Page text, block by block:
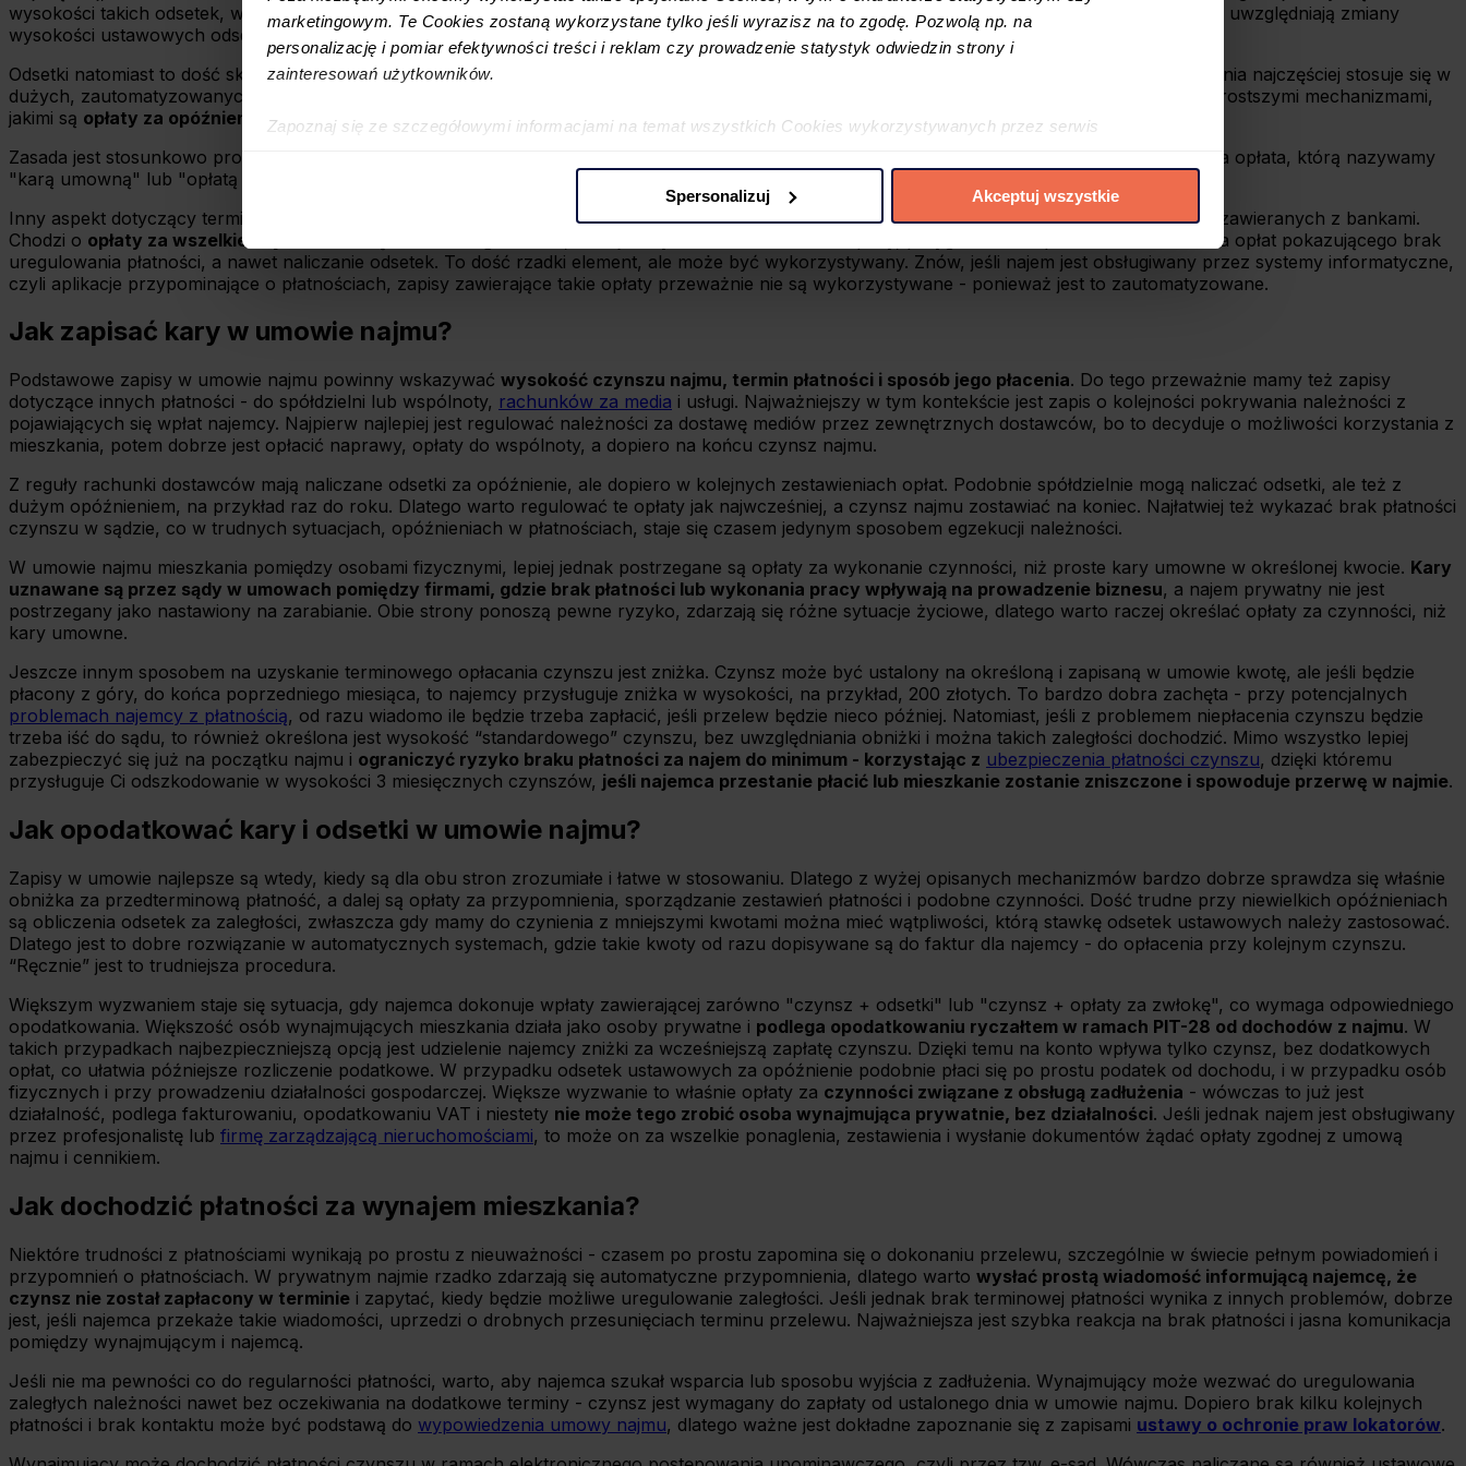
marketingowym. Te Cookies zostaną wykorzystane tylko jeśli wyrazisz na to zgodę. Pozwolą np. na
personalizację i pomiar efektywności treści i reklam czy prowadzenie statystyk odwiedzin strony i
zainteresowań użytkowników.
Zapoznaj się ze szczegółowymi informacjami na temat wszystkich Cookies wykorzystywanych przez serwis
wykorzystanie innych niż niezbędne Cookies. Zgody możesz zmienić lub wycofać w każdym czasie. W tym celu
wybierz czarny przycisk znajdujący się w lewym dolnym rogu na każdej z naszych podstron.
Spersonalizuj Akceptuj wszystkie
wysokości takich odsetek, w zależności od typu zobowiązania i tego, kto jest płatnikiem. Można korzystać nawet z
rządowych kalkulatorów
, które uwzględniają zmiany
wysokości ustawowych odsetek w czasie.
Odsetki natomiast to dość skomplikowane narzędzie - samodzielne wyliczanie groszy czy zaokrąglenia mogą być problematyczne. Takie rozwiązania najczęściej stosuje się w
dużych, zautomatyzowanych systemach do masowych płatności. Można z tego korzystać, ale w umowach najmu częściej można spotkać się z prostszymi mechanizmami,
jakimi są opłaty za opóźnienie lub kary umowne
Zasada jest stosunkowo prosta - jeśli kwota czynszu nie zostanie uregulowana na koncie w ustalonym terminie, może zostać naliczona dodatkowa opłata, którą nazywamy
"karą umowną" lub "opłatą za opóźnienie". Jej wysokość może wynosić od 50 do 200 złotych, w zależności od zapisów w umowie.
Inny aspekt dotyczący terminowej płatności, który może być uwzględniony w umowie najmu, jest podobny do praktyk stosowanych w umowach zawieranych z bankami.
Chodzi o opłaty za wszelkie czynności związane z zaległościami
, takie jak wysłanie wezwania do zapłaty, przygotowanie i przesłanie zestawienia opłat pokazującego brak
uregulowania płatności, a nawet naliczanie odsetek. To dość rzadki element, ale może być wykorzystywany. Znów, jeśli najem jest obsługiwany przez systemy informatyczne,
czyli aplikacje przypominające o płatnościach, zapisy zawierające takie opłaty przeważnie nie są wykorzystywane - ponieważ jest to zautomatyzowane.
Jak zapisać kary w umowie najmu?
Podstawowe zapisy w umowie najmu powinny wskazywać wysokość czynszu najmu, termin płatności i sposób jego płacenia. Do tego przeważnie mamy też zapisy
dotyczące innych płatności - do spółdzielni lub wspólnoty, rachunków za media i usługi. Najważniejszy w tym kontekście jest zapis o kolejności pokrywania należności z
pojawiających się wpłat najemcy. Najpierw najlepiej jest regulować należności za dostawę mediów przez zewnętrznych dostawców, bo to decyduje o możliwości korzystania z
mieszkania, potem dobrze jest opłacić naprawy, opłaty do wspólnoty, a dopiero na końcu czynsz najmu.
Z reguły rachunki dostawców mają naliczane odsetki za opóźnienie, ale dopiero w kolejnych zestawieniach opłat. Podobnie spółdzielnie mogą naliczać odsetki, ale też z
dużym opóźnieniem, na przykład raz do roku. Dlatego warto regulować te opłaty jak najwcześniej, a czynsz najmu zostawiać na koniec. Najłatwiej też wykazać brak płatności
czynszu w sądzie, co w trudnych sytuacjach, opóźnieniach w płatnościach, staje się czasem jedynym sposobem egzekucji należności.
W umowie najmu mieszkania pomiędzy osobami fizycznymi, lepiej jednak postrzegane są opłaty za wykonanie czynności, niż proste kary umowne w określonej kwocie. Kary
uznawane są przez sądy w umowach pomiędzy firmami, gdzie brak płatności lub wykonania pracy wpływają na prowadzenie biznesu, a najem prywatny nie jest
postrzegany jako nastawiony na zarabianie. Obie strony ponoszą pewne ryzyko, zdarzają się różne sytuacje życiowe, dlatego warto raczej określać opłaty za czynności, niż
kary umowne.
Jeszcze innym sposobem na uzyskanie terminowego opłacania czynszu jest zniżka. Czynsz może być ustalony na określoną i zapisaną w umowie kwotę, ale jeśli będzie
płacony z góry, do końca poprzedniego miesiąca, to najemcy przysługuje zniżka w wysokości, na przykład, 200 złotych. To bardzo dobra zachęta - przy potencjalnych
problemach najemcy z płatnością, od razu wiadomo ile będzie trzeba zapłacić, jeśli przelew będzie nieco później. Natomiast, jeśli z problemem niepłacenia czynszu będzie
trzeba iść do sądu, to również określona jest wysokość “standardowego” czynszu, bez uwzględniania obniżki i można takich zaległości dochodzić. Mimo wszystko lepiej
zabezpieczyć się już na początku najmu i ograniczyć ryzyko braku płatności za najem do minimum - korzystając z ubezpieczenia płatności czynszu, dzięki któremu
przysługuje Ci odszkodowanie w wysokości 3 miesięcznych czynszów, jeśli najemca przestanie płacić lub mieszkanie zostanie zniszczone i spowoduje przerwę w najmie.
Jak opodatkować kary i odsetki w umowie najmu?
Zapisy w umowie najlepsze są wtedy, kiedy są dla obu stron zrozumiałe i łatwe w stosowaniu. Dlatego z wyżej opisanych mechanizmów bardzo dobrze sprawdza się właśnie
obniżka za przedterminową płatność, a dalej są opłaty za przypomnienia, sporządzanie zestawień płatności i podobne czynności. Dość trudne przy niewielkich opóźnieniach
są obliczenia odsetek za zaległości, zwłaszcza gdy mamy do czynienia z mniejszymi kwotami można mieć wątpliwości, którą stawkę odsetek ustawowych należy zastosować.
Dlatego jest to dobre rozwiązanie w automatycznych systemach, gdzie takie kwoty od razu dopisywane są do faktur dla najemcy - do opłacenia przy kolejnym czynszu.
“Ręcznie” jest to trudniejsza procedura.
Większym wyzwaniem staje się sytuacja, gdy najemca dokonuje wpłaty zawierającej zarówno "czynsz + odsetki" lub "czynsz + opłaty za zwłokę", co wymaga odpowiedniego
opodatkowania. Większość osób wynajmujących mieszkania działa jako osoby prywatne i podlega opodatkowaniu ryczałtem w ramach PIT-28 od dochodów z najmu. W
takich przypadkach najbezpieczniejszą opcją jest udzielenie najemcy zniżki za wcześniejszą zapłatę czynszu. Dzięki temu na konto wpływa tylko czynsz, bez dodatkowych
opłat, co ułatwia późniejsze rozliczenie podatkowe. W przypadku odsetek ustawowych za opóźnienie podobnie płaci się po prostu podatek od dochodu, i w przypadku osób
fizycznych i przy prowadzeniu działalności gospodarczej. Większe wyzwanie to właśnie opłaty za czynności związane z obsługą zadłużenia - wówczas to już jest
działalność, podlega fakturowaniu, opodatkowaniu VAT i niestety nie może tego zrobić osoba wynajmująca prywatnie, bez działalności. Jeśli jednak najem jest obsługiwany
przez profesjonalistę lub firmę zarządzającą nieruchomościami, to może on za wszelkie ponaglenia, zestawienia i wysłanie dokumentów żądać opłaty zgodnej z umową
najmu i cennikiem.
Jak dochodzić płatności za wynajem mieszkania?
Niektóre trudności z płatnościami wynikają po prostu z nieuważności - czasem po prostu zapomina się o dokonaniu przelewu, szczególnie w świecie pełnym powiadomień i
przypomnień o płatnościach. W prywatnym najmie rzadko zdarzają się automatyczne przypomnienia, dlatego warto wysłać prostą wiadomość informującą najemcę, że
czynsz nie został zapłacony w terminie i zapytać, kiedy będzie możliwe uregulowanie zaległości. Jeśli jednak brak terminowej płatności wynika z innych problemów, dobrze
jest, jeśli najemca przekaże takie wiadomości, uprzedzi o drobnych przesunięciach terminu przelewu. Najważniejsza jest szybka reakcja na brak płatności i jasna komunikacja
pomiędzy wynajmującym i najemcą.
Jeśli nie ma pewności co do regularności płatności, warto, aby najemca szukał wsparcia lub sposobu wyjścia z zadłużenia. Wynajmujący może wezwać do uregulowania
zaległych należności nawet bez oczekiwania na dodatkowe terminy - czynsz jest wymagany do zapłaty od ustalonego dnia w umowie najmu. Dopiero brak kilku kolejnych
płatności i brak kontaktu może być podstawą do wypowiedzenia umowy najmu, dlatego ważne jest dokładne zapoznanie się z zapisami ustawy o ochronie praw lokatorów.